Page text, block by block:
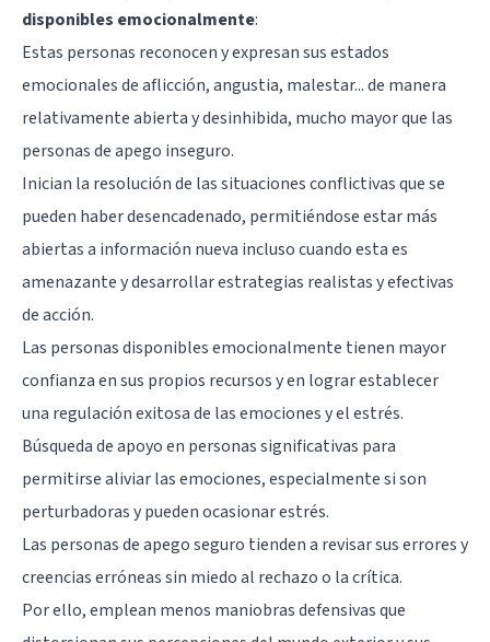
disponibles emocionalmente:
Estas personas reconocen y expresan sus estados
emocionales de aflicción, angustia, malestar... de manera
relativamente abierta y desinhibida, mucho mayor que las
personas de apego inseguro.
Inician la resolución de las situaciones conflictivas que se
pueden haber desencadenado, permitiéndose estar más
abiertas a información nueva incluso cuando esta es
amenazante y desarrollar estrategias realistas y efectivas
de acción.
Las personas disponibles emocionalmente tienen mayor
confianza en sus propios recursos y en lograr establecer
una regulación exitosa de las emociones y el estrés.
Búsqueda de apoyo en personas significativas para
permitirse aliviar las emociones, especialmente si son
perturbadoras y pueden ocasionar estrés.
Las personas de apego seguro tienden a revisar sus errores y
creencias erróneas sin miedo al rechazoo la crítica.
Por ello, emplean menos maniobras defensivas que